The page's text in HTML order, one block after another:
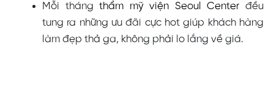
Mỗi thángthẩm mỹ viện Seoul Center đều
tung ra những ưu đãi cực hot giúp khách hàng
làm đẹp thả ga, không phải lo lắng về giá.